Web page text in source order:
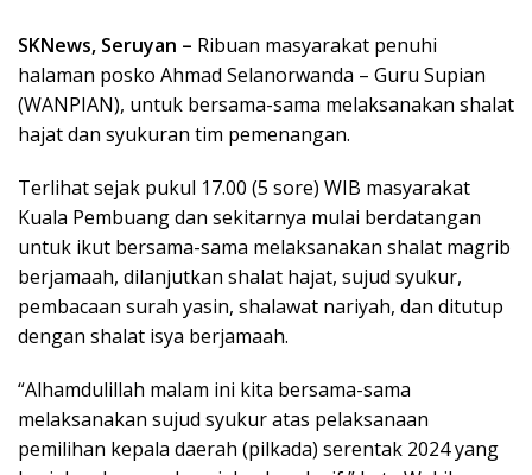
SKNews, Seruyan – Ribuan masyarakat penuhi
halaman posko Ahmad Selanorwanda – Guru Supian
(WANPIAN), untuk bersama-sama melaksanakan shalat
hajat dan syukuran tim pemenangan.
Terlihat sejak pukul 17.00 (5 sore) WIB masyarakat
Kuala Pembuang dan sekitarnya mulai berdatangan
untuk ikut bersama-sama melaksanakan shalat magrib
berjamaah, dilanjutkan shalat hajat, sujud syukur,
pembacaan surah yasin, shalawat nariyah, dan ditutup
dengan shalat isya berjamaah.
“Alhamdulillah malam ini kita bersama-sama
melaksanakan sujud syukur atas pelaksanaan
pemilihan kepala daerah (pilkada) serentak 2024 yang